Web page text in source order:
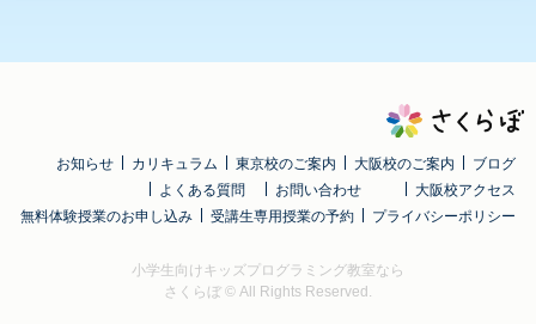
お知らせ カリキュラム 東京校のご案内 大阪校のご案内
ブログ
よくある質問
お問い合わせ
大阪校アクセス
無料体験授業のお申し込み
受講生専用授業の予約 プライバシーポリシー
小学生向けキッズプログラミング教室なら
さくらぼ© All Rights Reserved.